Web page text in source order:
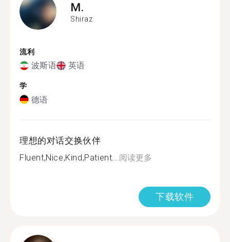
M.
Shiraz
流利
波斯语 英语
学
德语
理想的对话交换伙伴
Fluent,Nice,Kind,Patient... 阅读更多
下载软件